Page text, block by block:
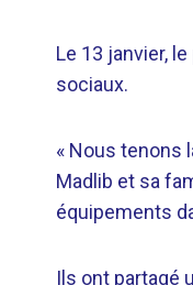
Le 13 janvier,
sociaux.
« Nous tenons
Madlib et sa
équipements
Ils ont partagé